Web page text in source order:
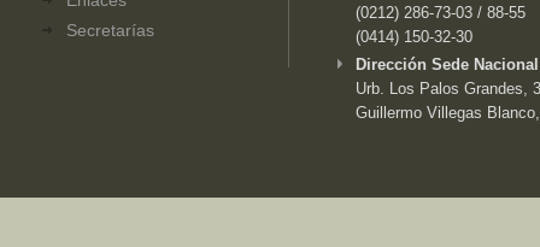
Secretarías
(0212) 286-73-03 / 88-55
(0414) 150-32-30
Dirección Sede
Urb. Los Palos Grandes,
Guillermo Villegas